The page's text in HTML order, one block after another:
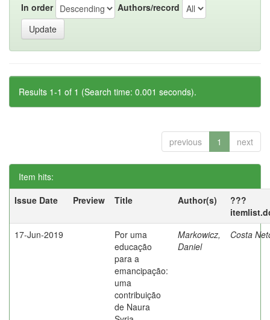
In order Authors/record
Results 1-1 of 1 (Search time: 0.001 seconds).
previous 1 next
Item hits:
Issue Date
Preview Title Author(s)
???
17-Jun-2019
Por uma
educação
para a
emancipação:
uma
contribuição
de Naura
Markowicz,
Daniel
Costa